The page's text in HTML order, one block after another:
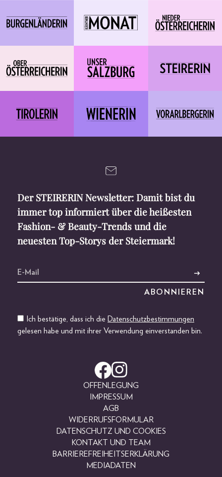
Der STEIRERIN Newsletter: Damit bist du
immer top informiert über die heißesten
Fashion- & Beauty-Trends und die
neuesten Top-Storys der Steiermark!
Ich bestätige, dass ich die Datenschutzbestimmungen
gelesen habe und mit ihrer Verwendung einverstanden bin.
OFFENLEGUNG
IMPRESSUM
AGB
WIDERRUFSFORMULAR
DATENSCHUTZ UND COOKIES
KONTAKT UND TEAM
BARRIEREFREIHEITSERKLÄRUNG
MEDIADATEN